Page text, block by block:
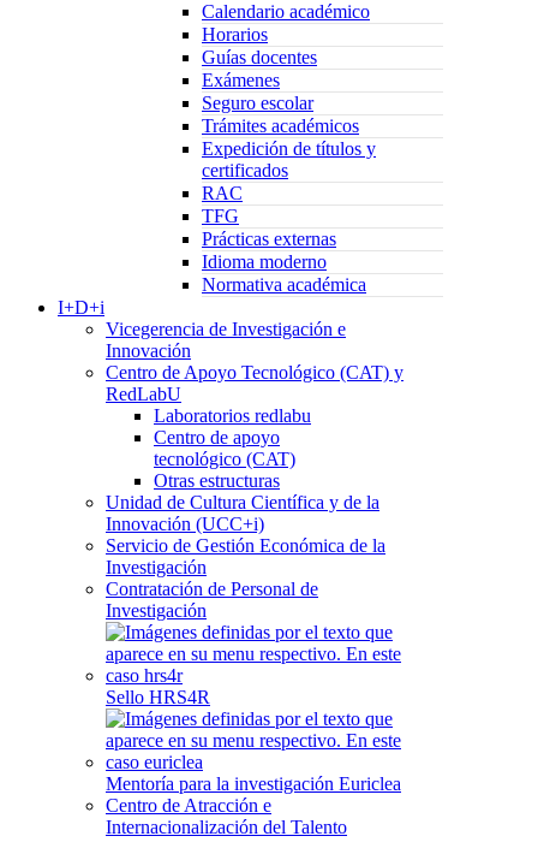
Calendario académico
Horarios
Guías docentes
Exámenes
Seguro escolar
Trámites académicos
Expedición de títulos y
certificados
RAC
TFG
Prácticas externas
Idioma moderno
Normativa académica
I+D+i
Vicegerencia de Investigación e
Innovación
Centro de Apoyo Tecnológico (CAT) y
RedLabU
Laboratorios redlabu
Centro de apoyo
tecnológico (CAT)
Otras estructuras
Unidad de Cultura Científica y de la
Innovación (UCC+i)
Servicio de Gestión Económica de la
Investigación
Contratación de Personal de
Investigación
Sello HRS4R
Mentoría para la investigación Euriclea
Centro de Atracción e
Internacionalización del Talento